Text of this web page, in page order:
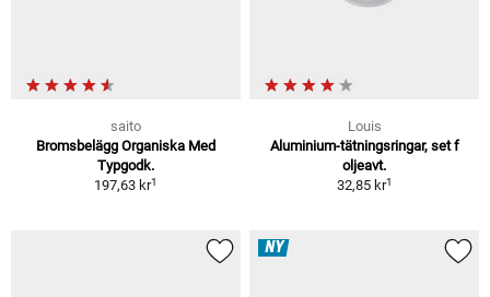
saito
Bromsbelägg Organiska Med
Typgodk.
197,63 kr1
Louis
Aluminium-tätningsringar, set f
oljeavt.
32,85 kr1
NY